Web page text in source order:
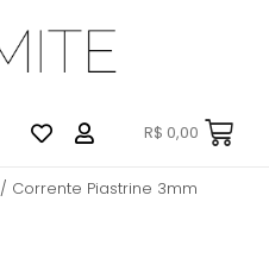
R$ 0,00
/ Corrente Piastrine 3mm